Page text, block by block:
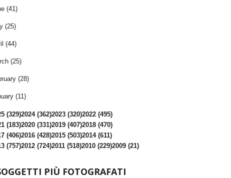
(41)
(25)
(44)
(25)
(28)
(11)
(329)2024 (362)2023 (320)2022 (495)
(183)2020 (331)2019 (407)2018 (470)
(406)2016 (428)2015 (503)2014 (611)
(757)2012 (724)2011 (518)2010 (229)2009 (21)
PIÙ FOTOGRAFATI